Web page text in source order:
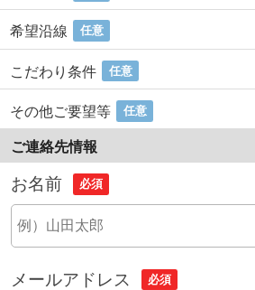
希望沿線 任意
こだわり条件 任意
その他ご要望等 任意
ご連絡先情報
お名前 必須
メールアドレス 必須